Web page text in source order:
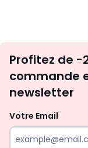
Profitez de -
commande
newsletter
Votre Email